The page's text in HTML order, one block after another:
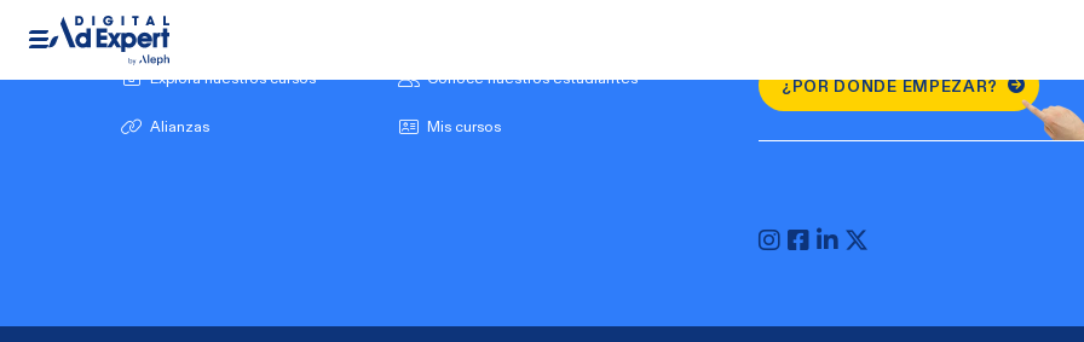
Explora nuestros cursos
Conoce nuestros estudiantes
Alianzas Mis cursos
¿POR DÓNDE EMPEZAR?